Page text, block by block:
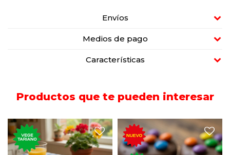
Envíos
Medios de pago
Características
Productos que te pueden interesar